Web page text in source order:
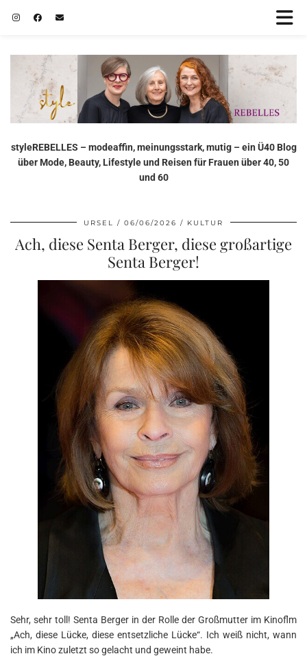
styleREBELLES – modeaffin, meinungsstark, mutig – ein Ü40 Blog
über Mode, Beauty, Lifestyle und Reisen für Frauen über 40, 50
und 60
URSEL 06/06/2026 KULTUR
Ach, diese Senta Berger, diese großartige
Senta Berger!
Sehr, sehr toll! Senta Berger in der Rolle der Großmutter im Kinoflm
„Ach, diese Lücke, diese entsetzliche Lücke“. Ich weiß nicht, wann
ich im Kino zuletzt so gelacht und geweint habe.